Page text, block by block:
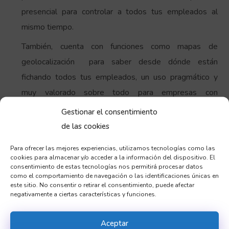
Gestionar el consentimiento
de las cookies
Para ofrecer las mejores experiencias, utilizamos tecnologías como las
cookies para almacenar y/o acceder a la información del dispositivo. El
consentimiento de estas tecnologías nos permitirá procesar datos
como el comportamiento de navegación o las identificaciones únicas en
este sitio. No consentir o retirar el consentimiento, puede afectar
negativamente a ciertas características y funciones.
Aceptar
presencial para controlar a todos tus empleados al
mismo tiempo.
También, cuenta con funciones como mapas de
geolocalización para saber desde dónde están
fichando todos tus empleados, un uso pragmático y
muy valorado sobre todo para empresas con
empleados que realizan teletrabajo o para logística de
transportes.
No nos da tiempo a
consumir todo lo que nos